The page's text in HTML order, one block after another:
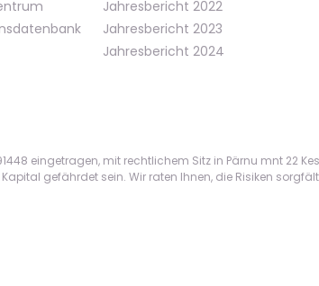
Jahresbericht 2022
Jahresbericht 2023
Jahresbericht 2024
eingetragen, mit rechtlichem Sitz in Pärnu mnt 22
gefährdet sein. Wir raten Ihnen, die Risiken